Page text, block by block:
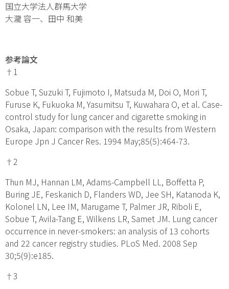
国立大学法人群馬大学
大瀧 容一、田中 和美
参考論文
†1
Sobue T, Suzuki T, Fujimoto I, Matsuda M, Doi O, Mori T,
Furuse K, Fukuoka M, Yasumitsu T, Kuwahara O, et al. Case-
control study for lung cancer and cigarette smoking in
Osaka, Japan: comparison with the results from Western
Europe Jpn J Cancer Res. 1994 May;85(5):464-73.
†2
Thun MJ, Hannan LM, Adams-Campbell LL, Boffetta P,
Buring JE, Feskanich D, Flanders WD, Jee SH, Katanoda K,
Kolonel LN, Lee IM, Marugame T, Palmer JR, Riboli E,
Sobue T, Avila-Tang E, Wilkens LR, Samet JM. Lung cancer
occurrence in never-smokers: an analysis of 13 cohorts
and 22 cancer registry studies. PLoS Med. 2008 Sep
30;5(9):e185.
†3